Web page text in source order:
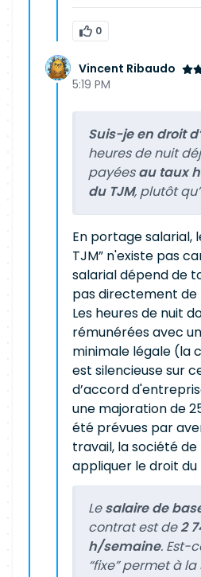
0
Vincent Ribaudo
5:19 PM
Suis-je en droit
heures de nuit
payéesau taux
du TJM, plutôt
En portage salarial,
TJM” n'existe pas
salarial dépend de
pas directement
Les heures de nuit
rémunérées avec
minimale légale (la
est silencieuse sur
d’accord
une majoration de
été prévues par
travail, la société
appliquer le droit du
Lesalaire de
contrat est de2
h/semaine. Est-
“fixe” permet à